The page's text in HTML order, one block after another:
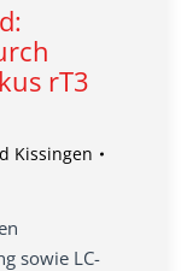
rT3
Kissingen
sowie LC-